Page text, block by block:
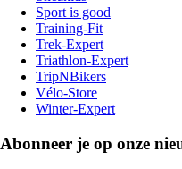
Sport is good
Training-Fit
Trek-Expert
Triathlon-Expert
TripNBikers
Vélo-Store
Winter-Expert
Abonneer je op onze